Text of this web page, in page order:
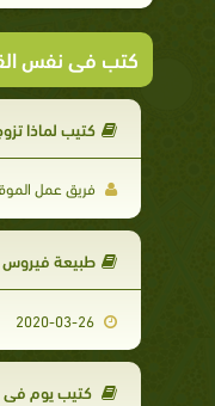
كتب فى نفس
كتيب لماذا
فريق عمل
طبيعة فيروس
2020-03-26
كتيب يوم في